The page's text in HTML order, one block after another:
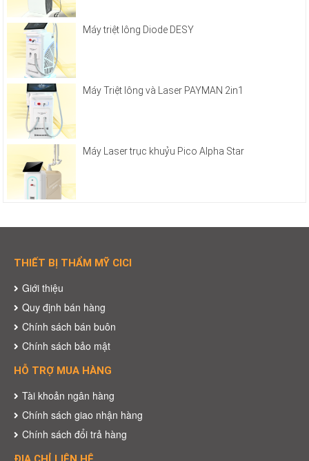
Máy triệt lông Diode DESY
Máy Triệt lông và Laser PAYMAN 2in1
Máy Laser trục khuỷu Pico Alpha Star
THIẾT BỊ THẨM MỸ CICI
Giới thiệu
Quy định bán hàng
Chính sách bán buôn
Chính sách bảo mật
HỖ TRỢ MUA HÀNG
Tài khoản ngân hàng
Chính sách giao nhận hàng
Chính sách đổi trả hàng